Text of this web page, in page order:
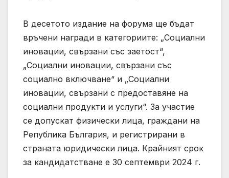
В десетото издание на форума ще бъдат
връчени награди в категориите: „Социални
иновации, свързани със заетост“,
„Социални иновации, свързани със
социално включване“ и „Социални
иновации, свързани с предоставяне на
социални продукти и услуги“. За участие
се допускат физически лица, граждани на
Република България, и регистрирани в
страната юридически лица. Крайният срок
за кандидатстване е 30 септември 2024 г.